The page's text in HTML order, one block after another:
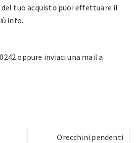
tuo acquisto puoi effettuare il
info..
oppure inviaci una mail a
Orecchini pendenti